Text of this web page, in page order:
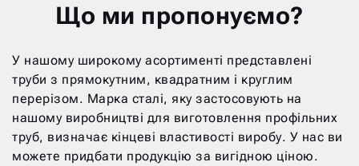
Що ми пропонуємо?
У нашому широкому асортименті представлені
труби з прямокутним, квадратним і круглим
перерізом. Марка сталі, яку застосовують на
нашому виробництві для виготовлення профільних
труб, визначає кінцеві властивості виробу. У нас ви
можете придбати продукцію за вигідною ціною.